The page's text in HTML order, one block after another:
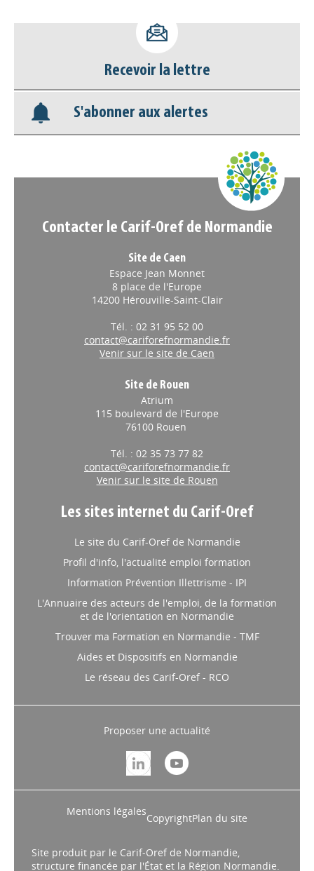
déconnecter)
Base documentaire
Nos veilles Scoop.it
Recevoir la lettre
S'abonner aux alertes
Contacter le Carif-Oref de Normandie
Site de Caen
Espace Jean Monnet
8 place de l'Europe
14200 Hérouville-Saint-Clair
Tél. : 02 31 95 52 00
contact@cariforefnormandie.fr
Venir sur le site de Caen
Site de Rouen
Atrium
115 boulevard de l'Europe
76100 Rouen
Tél. : 02 35 73 77 82
contact@cariforefnormandie.fr
Venir sur le site de Rouen
Les sites internet du Carif-Oref
Le site du Carif-Oref de Normandie
Profil d'info, l'actualité emploi formation
Information Prévention Illettrisme - IPI
L'Annuaire des acteurs de l'emploi, de la formation
et de l'orientation en Normandie
Trouver ma Formation en Normandie - TMF
Aides et Dispositifs en Normandie
Le réseau des Carif-Oref - RCO
Proposer une actualité
Mentions légales
CopyrightPlan du site
Site produit par le Carif-Oref de Normandie,
structure financée par l'État et la Région Normandie.